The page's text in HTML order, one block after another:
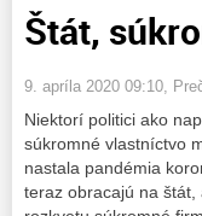
Štát,
9. apríla 2020 09:10 ,
Niektorí politici ako
súkromné vlastníctvo
nastala pandémia
teraz obracajú na štát,